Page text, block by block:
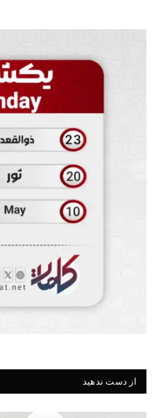
از دست ندهید